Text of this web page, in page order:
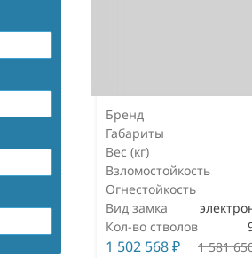
Бренд
Габариты
Вес (кг)
Взломостойкость
Огнестойкость
Вид замка
Кол-во стволов
1 502 568₽ 1 581